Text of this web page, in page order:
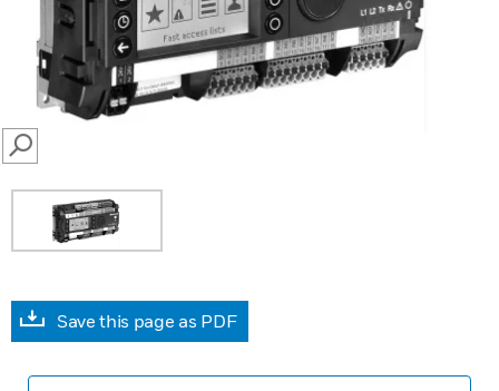
SEARCH
Save this page as PDF